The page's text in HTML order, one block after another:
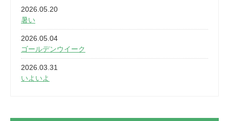
2026.05.20
暑い
2026.05.04
ゴールデンウイーク
2026.03.31
いよいよ